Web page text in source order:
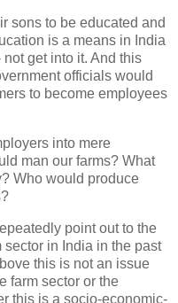
sons to be educated and
is a means in India
get into it. And this
officials would
to become employees
into mere
man our farms? What
Who would produce
point out to the
in India in the past
this is not an issue
farm sector or the
this is a socio-economic-